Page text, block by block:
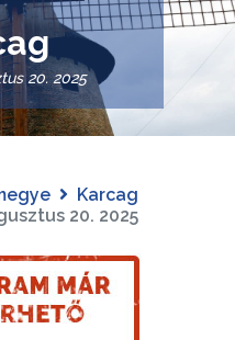
20. 2025
Karcag
20. 2025